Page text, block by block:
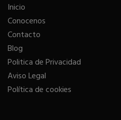
Inicio
Conocenos
Contacto
Blog
Politica de Privacidad
Aviso Legal
Política de cookies